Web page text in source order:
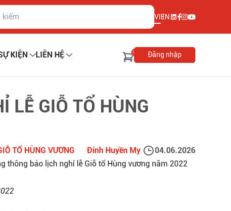
VIEN
KIỆN LIÊN HỆ 0 Đăng nhập
LỄ GIỖ TỔ HÙNG
TỔ HÙNG VƯƠNG Đinh Huyền My
04.06.2026
thông báo lịch nghỉ lễ Giỗ tổ Hùng vương năm 2022